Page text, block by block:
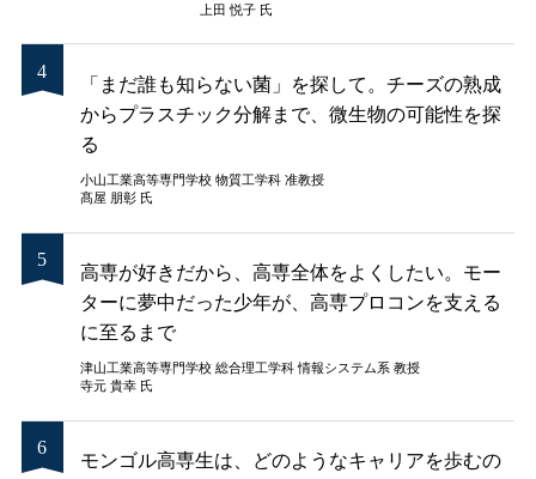
上田 悦子 氏
「まだ誰も知らない菌」を探して。チーズの熟成
からプラスチック分解まで、微生物の可能性を探
る
小山工業高等専門学校 物質工学科 准教授
髙屋 朋彰 氏
高専が好きだから、高専全体をよくしたい。モー
ターに夢中だった少年が、高専プロコンを支える
に至るまで
津山工業高等専門学校 総合理工学科 情報システム系 教授
寺元 貴幸 氏
モンゴル高専生は、どのようなキャリアを歩むの